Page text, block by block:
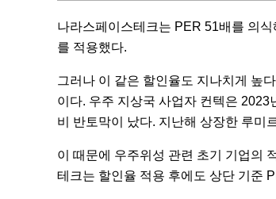
나라스페이스테크는 PER 51배를 의
를 적용했다.
그러나 이 같은 할인율도 지나치게 높
이다. 우주 지상국 사업자 컨텍은
비 반토막이 났다. 지난해 상장한 루미
이 때문에 우주위성 관련 초기 기업의
테크는 할인율 적용 후에도 상단 기준